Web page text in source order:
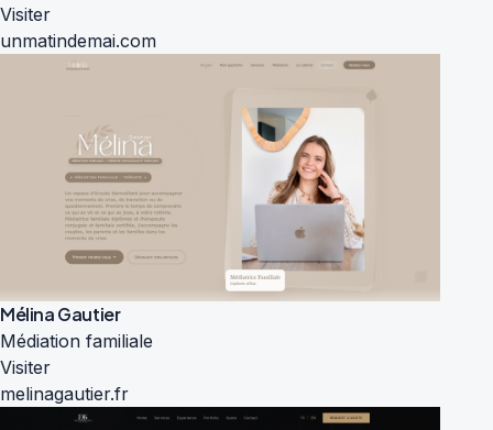
Visiter
unmatindemai.com
Mélina Gautier
Médiation familiale
Visiter
melinagautier.fr